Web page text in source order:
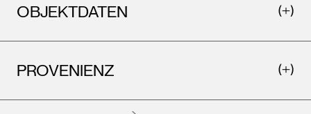
OBJEKTDATEN
PROVENIENZ